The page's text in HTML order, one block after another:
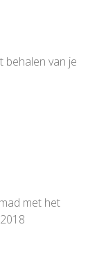
behalen van je
met het